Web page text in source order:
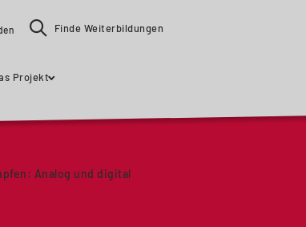
Finde Weiterbildungen
Projekt
Analog und digital